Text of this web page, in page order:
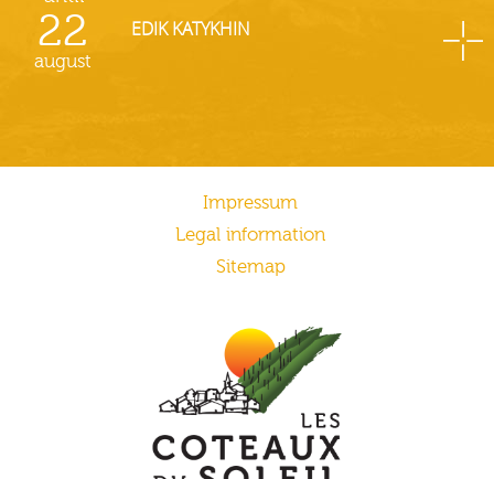
22
august
EDIK KATYKHIN
Impressum
Legal information
Sitemap